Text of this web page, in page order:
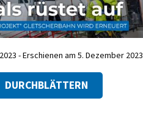
- Erschienen am 5. Dezember 2023
DURCHBLÄTTERN